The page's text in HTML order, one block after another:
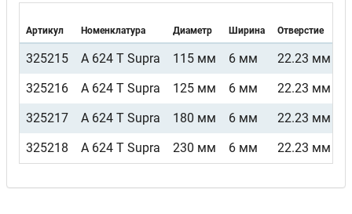
Артикул Номенклатура Диаметр Ширина Отверстие
325215 A 624 T Supra 115 мм 6 мм 22.23 мм
325216
A 624 T Supra 125 мм 6 мм 22.23 мм
325217
A 624 T Supra 180 мм 6 мм 22.23 мм
325218
A 624 T Supra 230 мм 6 мм 22.23 мм